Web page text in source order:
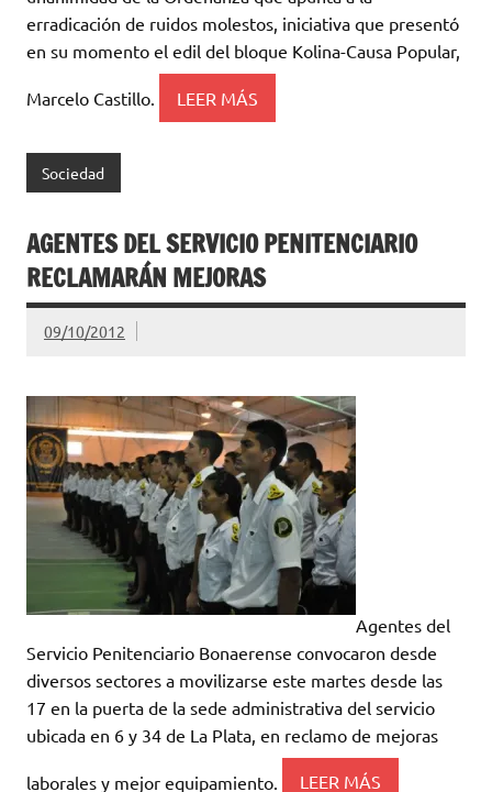
erradicación de ruidos molestos, iniciativa que presentó
en su momento el edil del bloque Kolina-Causa Popular,
Marcelo Castillo. LEER MÁS
Sociedad
AGENTES DEL SERVICIO PENITENCIARIO
RECLAMARÁN MEJORAS
09/10/2012
Agentes del
Servicio Penitenciario Bonaerense convocaron desde
diversos sectores a movilizarse este martes desde las
17 en la puerta de la sede administrativa del servicio
ubicada en 6 y 34 de La Plata, en reclamo de mejoras
laborales y mejor equipamiento. LEER MÁS